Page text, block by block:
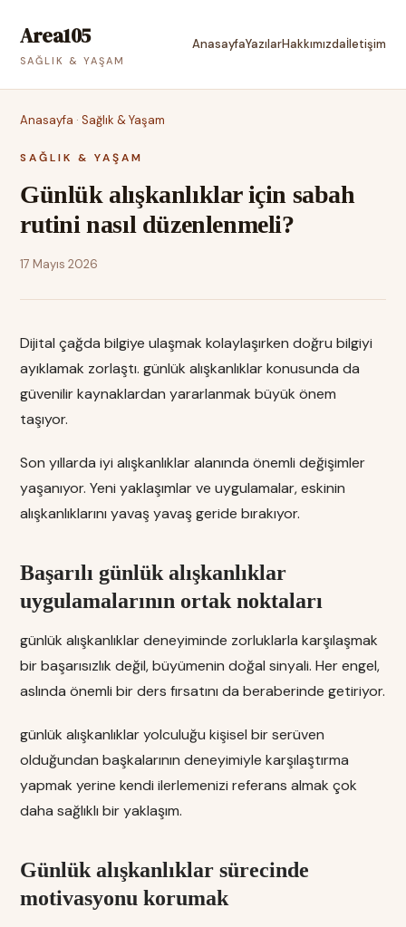
Area105
SAĞLIK & YAŞAM
AnasayfaYazılarHakkımızdaİletişim
Anasayfa · Sağlık & Yaşam
SAĞLIK & YAŞAM
Günlük alışkanlıklar için sabah
rutini nasıl düzenlenmeli?
17 Mayıs 2026
Dijital çağda bilgiye ulaşmak kolaylaşırken doğru bilgiyi
ayıklamak zorlaştı. günlük alışkanlıklar konusunda da
güvenilir kaynaklardan yararlanmak büyük önem
taşıyor.
Son yıllarda iyi alışkanlıklar alanında önemli değişimler
yaşanıyor. Yeni yaklaşımlar ve uygulamalar, eskinin
alışkanlıklarını yavaş yavaş geride bırakıyor.
Başarılı günlük alışkanlıklar
uygulamalarının ortak noktaları
günlük alışkanlıklar deneyiminde zorluklarla karşılaşmak
bir başarısızlık değil, büyümenin doğal sinyali. Her engel,
aslında önemli bir ders fırsatını da beraberinde getiriyor.
günlük alışkanlıklar yolculuğu kişisel bir serüven
olduğundan başkalarının deneyimiyle karşılaştırma
yapmak yerine kendi ilerlemenizi referans almak çok
daha sağlıklı bir yaklaşım.
Günlük alışkanlıklar sürecinde
motivasyonu korumak